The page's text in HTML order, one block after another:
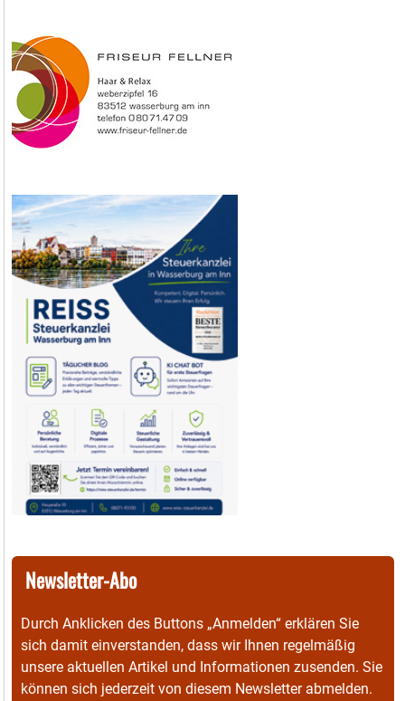
Newsletter-Abo
Durch Anklicken des Buttons „Anmelden“ erklären Sie
sich damit einverstanden, dass wir Ihnen regelmäßig
unsere aktuellen Artikel und Informationen zusenden. Sie
können sich jederzeit von diesem Newsletter abmelden.